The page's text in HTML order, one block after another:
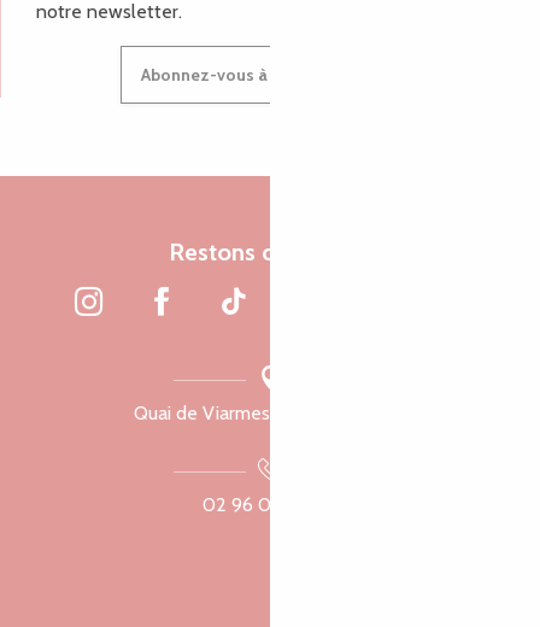
notre newsletter.
Abonnez-vous à notre newsletter
Restons connectés
Quai de Viarmes, 22300 Lannion
02 96 05 60 70